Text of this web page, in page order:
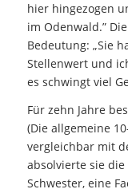
hier hingezogen
im Odenwald.”
Bedeutung: „Sie
Stellenwert und
es schwingt viel
Für zehn Jahre
(Die allgemeine
vergleichbar mit
absolvierte sie
Schwester, eine